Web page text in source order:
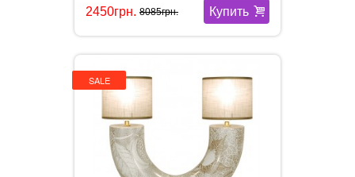
Купить
2450грн. 8085грн.
SALE